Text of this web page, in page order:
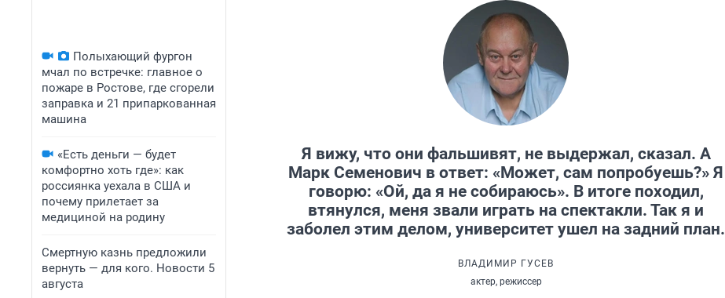
Полыхающий фургон
мчал по встречке: главное о
пожаре в Ростове, где сгорели
заправка и 21 припаркованная
машина
«Есть деньги — будет
комфортно хоть где»: как
россиянка уехала в США и
почему прилетает за
медициной на родину
Смертную казнь предложили
вернуть — для кого. Новости 5
августа
Я вижу, что они фальшивят, не выдержал, сказал. А
Марк Семенович в ответ: «Может, сам попробуешь?» Я
говорю: «Ой, да я не собираюсь». В итоге походил,
втянулся, меня звали играть на спектакли. Так я и
заболел этим делом, университет ушел на задний план.
ВЛАДИМИР ГУСЕВ
актер, режиссер